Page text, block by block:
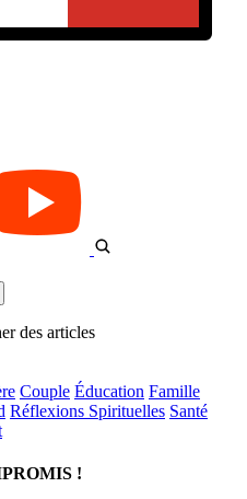
des articles
Couple Éducation Famille
Réflexions Spirituelles Santé
!